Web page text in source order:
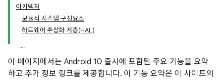
아키텍처
모듈식 시스템 구성요소
하드웨어 추상화 계층(HAL)
이 페이지에서는 Android 10 출시에 포함된 주요 기능을 요약
하고 추가 정보 링크를 제공합니다. 이 기능 요약은 이 사이트의